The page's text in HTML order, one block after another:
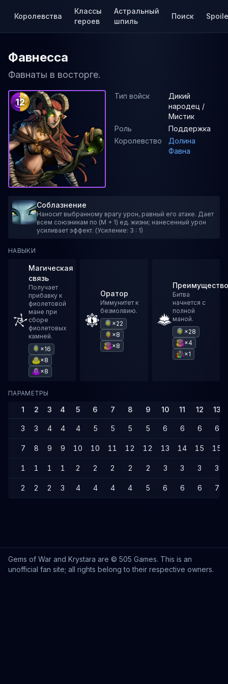
Королевства
Классы
героев
Астральный
шпиль
Поиск
Фавнесса
Фавнаты в восторге.
12
Тип войск
Дикий
народец /
Мистик
Роль
Поддержка
Королевство
Долина
Фавна
Соблазнение
Наносит выбранному врагу урон, равный его атаке. Дает
всем союзникам по (M + 1) ед. жизни; нанесенный урон
усиливает эффект. (Усиление: 3 : 1)
НАВЫКИ
Магическая
связь
Получает
прибавку к
фиолетовой
мане при
сборе
фиолетовых
камней.
×16
×8
×8
Оратор
Иммунитет к
безмолвию.
×22
×8
×8
Преимущество
Битва
начнется с
полной
маной.
×28
×4
×1
ПАРАМЕТРЫ
1 2 3 4 5 6 7 8 9 10 11 12 13
3 3 4 4 4 5 5 5 5 6 6 6 6
7 8 9 9 10 10 11 12 12 13 14 15 15
1 1 1 1 2 2 2 2 2 3 3 3 3
2 2 2 3 4 4 4 4 5 6 6 6 7
Gems of War and Krystara are © 505 Games. This is an
unofficial fan site; all rights belong to their respective owners.